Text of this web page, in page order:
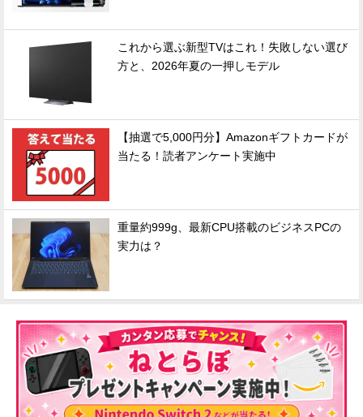
これから選ぶ新型TVはこれ！失敗しない選び
方と、2026年夏の一押しモデル
【抽選で5,000円分】Amazonギフトカードが
当たる！読者アンケート実施中
重量約999g、最新CPU搭載のビジネスPCの
実力は？